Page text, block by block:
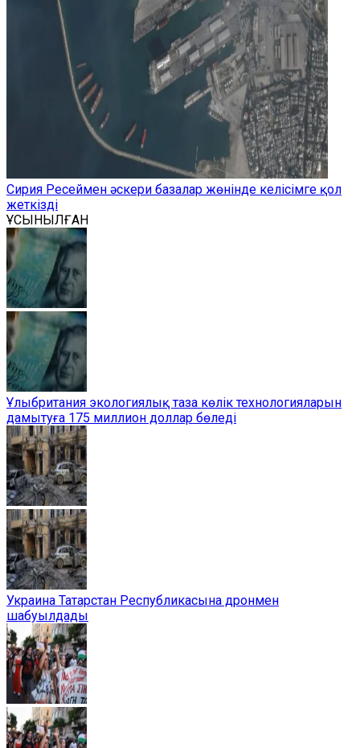
Сирия Ресеймен әскери базалар жөнінде келісімге қол
жеткізді
ҰСЫНЫЛҒАН
Ұлыбритания экологиялық таза көлік технологияларын
дамытуға 175 миллион доллар бөледі
Украина Татарстан Республикасына дронмен
шабуылдады